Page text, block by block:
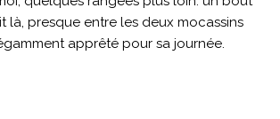
là, presque entre les deux mocassins
apprêté pour sa journée.